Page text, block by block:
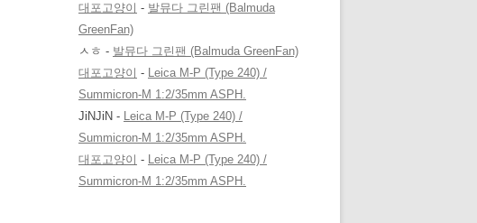
대포고양이 - 발뮤다 그린팬 (Balmuda
GreenFan)
ㅅㅎ - 발뮤다 그린팬 (Balmuda GreenFan)
대포고양이 - Leica M-P (Type 240) /
Summicron-M 1:2/35mm ASPH.
JiNJiN - Leica M-P (Type 240) /
Summicron-M 1:2/35mm ASPH.
대포고양이 - Leica M-P (Type 240) /
Summicron-M 1:2/35mm ASPH.